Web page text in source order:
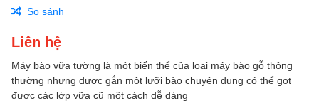
So sánh
Liên hệ
Máy bào vữa tường là một biến thể của loại máy bào gỗ thông
thường nhưng được gắn một lưỡi bào chuyên dụng có thể gọt
được các lớp vữa cũ một cách dễ dàng